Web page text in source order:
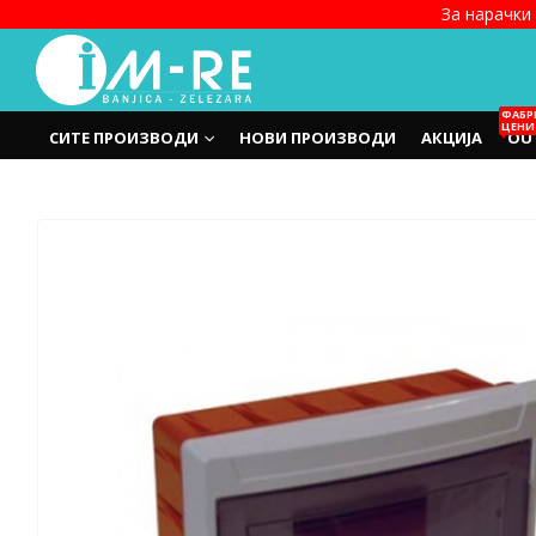
За
СИТЕ ПРОИЗВОДИ НОВИ ПРОИЗВОДИ АКЦИЈА
ЦЕНИ